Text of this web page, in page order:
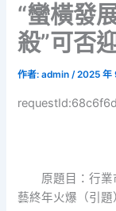
“蠻橫發
殺”可否
作者:admin/2025 年
原題目：行業
藝終年火爆（引題